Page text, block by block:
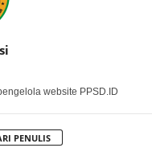
website PPSD.ID
PENULIS